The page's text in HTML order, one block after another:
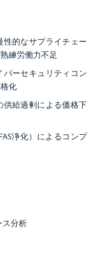
性的なサプライチェー
練労働力不足
バーセキュリティコン
化
供給過剰による価格下
浄化）によるコンプ
ス分析